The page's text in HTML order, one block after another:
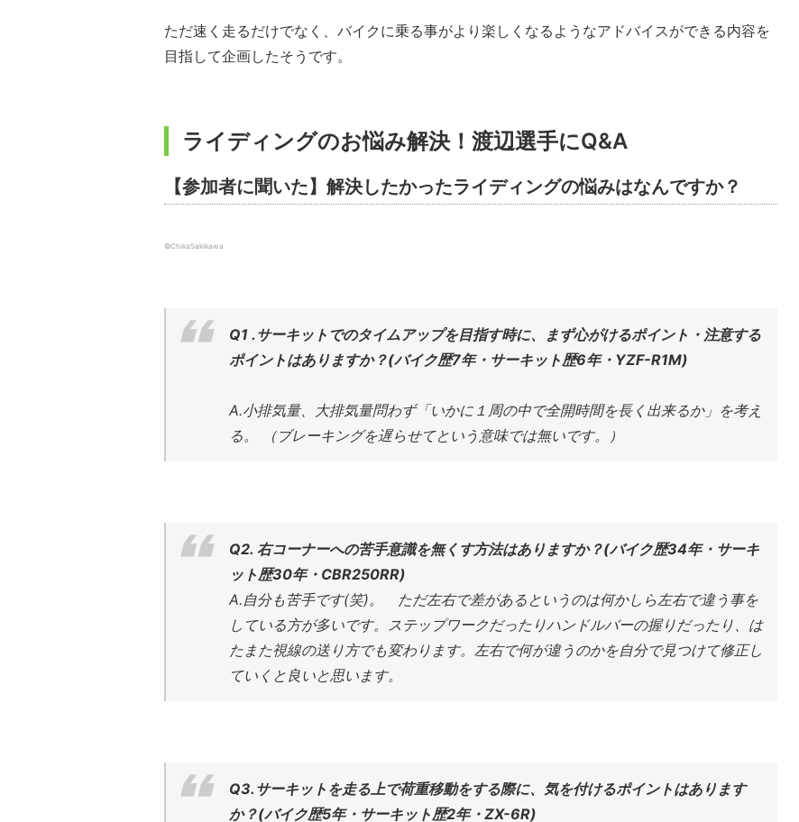
ただ速く走るだけでなく、バイクに乗る事がより楽しくなるようなアドバイスができる内容を
目指して企画したそうです。
ライディングのお悩み解決！渡辺選手にQ&A
【参加者に聞いた】解決したかったライディングの悩みはなんですか？
©ChikaSakikawa
Q1 .サーキットでのタイムアップを目指す時に、まず心がけるポイント・注意する
ポイントはありますか？(バイク歴7年・サーキット歴6年・YZF-R1M)
A.小排気量、大排気量問わず「いかに１周の中で全開時間を長く出来るか」を考え
る。 （ブレーキングを遅らせてという意味では無いです。）
Q2. 右コーナーへの苦手意識を無くす方法はありますか？(バイク歴34年・サーキ
ット歴30年・CBR250RR)
A.自分も苦手です(笑)。 ただ左右で差があるというのは何かしら左右で違う事を
している方が多いです。ステップワークだったりハンドルバーの握りだったり、は
たまた視線の送り方でも変わります。左右で何が違うのかを自分で見つけて修正し
ていくと良いと思います。
Q3.サーキットを走る上で荷重移動をする際に、気を付けるポイントはあります
か？(バイク歴5年・サーキット歴2年・ZX-6R)